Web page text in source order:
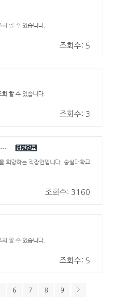
할 수 있습니다.
조회수: 5
할 수 있습니다.
조회수: 3
일반대학원 경영학과 인사조직전공 석사과정에 대한 문의
희망하는 직장인입니다. 숭실대학교
조회수: 3160
할 수 있습니다.
조회수: 5
6 7 8 9